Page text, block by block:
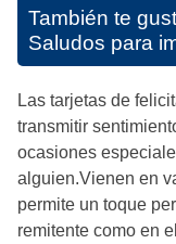
También te
Saludos para
Las tarjetas de
transmitir
ocasiones
alguien.Vienen en
permite un toque
remitente como en